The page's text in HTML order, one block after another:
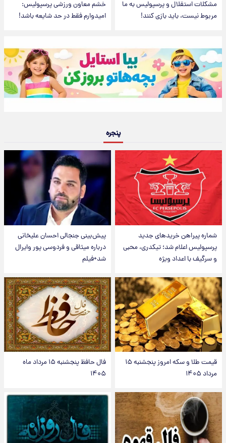
مشکلات استقلال و پرسپولیس به ما
مربوط نیست، باید بازی کنند!
خشم معاون ورزشی پرسپولیس:
امیدوارم فقط در حد شایعه باشد!
پنجره
شماره پیراهن خریدهای جدید
پرسپولیس اعلام شد؛ تیکدری، محبی
و سرگیف با اعداد ویژه
پیش‌بینی جنجالی احسان علیخانی
درباره میثاقی و فردوسی پور وایرال
شد+فیلم
قیمت طلا و سکه امروز پنجشنبه ۱۵
مرداد ۱۴۰۵
فال حافظ پنجشنبه ۱۵ مرداد ماه
۱۴۰۵